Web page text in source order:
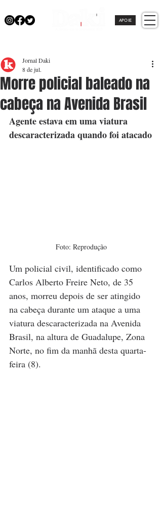
APOIE
Morre policial baleado na
cabeça na Avenida Brasil
Jornal Daki
8 de jul.
Agente estava em uma viatura
descaracterizada quando foi atacado
Foto: Reprodução
Um policial civil, identificado como
Carlos Alberto Freire Neto, de 35
anos, morreu depois de ser atingido
na cabeça durante um ataque a uma
viatura descaracterizada na Avenida
Brasil, na altura de Guadalupe, Zona
Norte, no fim da manhã desta quarta-
feira (8).